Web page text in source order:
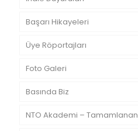
Başarı Hikayeleri
Üye Röportajları
Foto Galeri
Basında Biz
NTO Akademi – Tamamlanan